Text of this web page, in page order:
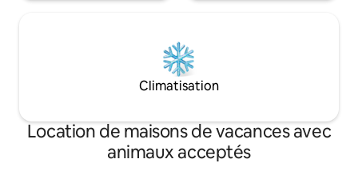
Climatisation
Location de maisons de vacances avec
animaux acceptés